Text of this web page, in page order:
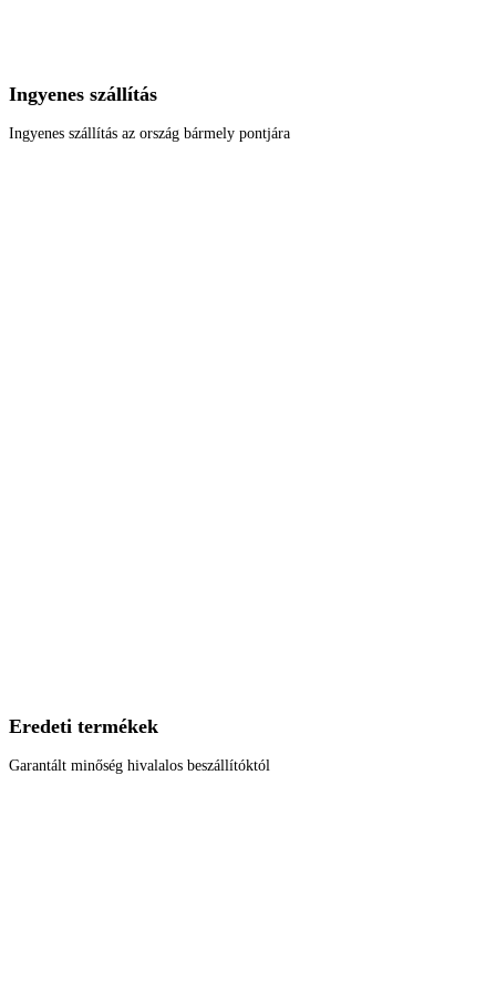
Ingyenes szállítás
Ingyenes szállítás az ország bármely pontjára
Eredeti termékek
Garantált minőség hivalalos beszállítóktól